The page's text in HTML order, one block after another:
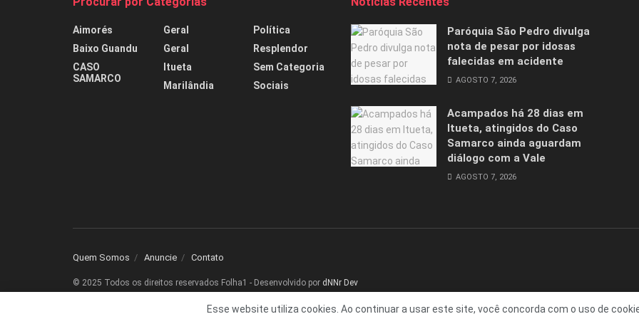
Aimorés
Baixo Guandu
CASO
SAMARCO
Geral
Geral
Itueta
Marilândia
Política
Resplendor
Sem Categoria
Sociais
Paróquia São Pedro divulga
nota de pesar por idosas
falecidas em acidente
AGOSTO 7, 2026
Acampados há 28 dias em
Itueta, atingidos do Caso
Samarco ainda aguardam
diálogo com a Vale
AGOSTO 7, 2026
Quem Somos Anuncie Contato
© 2025 Todos os direitos reservados Folha1 - Desenvolvido por dNNr Dev
Esse website utiliza cookies. Ao continuar a usar este site, você concorda com o uso de